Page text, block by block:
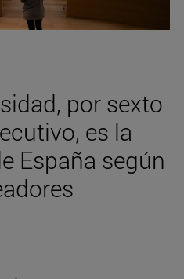
por sexto
es la
España según